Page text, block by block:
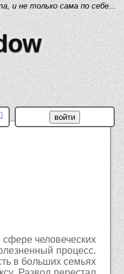
и не только сама по себе...
человеческих
процесс.
в больших семьях